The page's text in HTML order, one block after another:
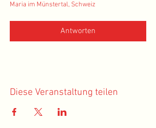
Maria im Münstertal, Schweiz
Antworten
Diese Veranstaltung teilen